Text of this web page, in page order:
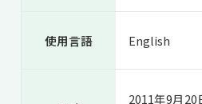
UCDオンラインゼミナ
使用言語 English
2011年9月